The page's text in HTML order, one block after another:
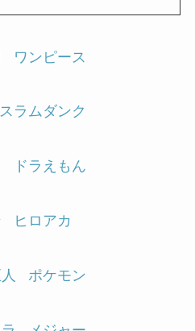
ワンピース
スラムダンク
ドラえもん
ヒロアカ
ポケモン